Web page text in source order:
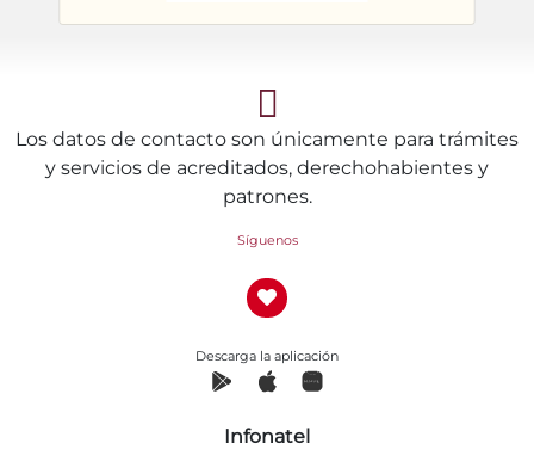
Los datos de contacto son únicamente para trámites
y servicios de acreditados, derechohabientes y
patrones.
Síguenos
Descarga la aplicación
Infonatel